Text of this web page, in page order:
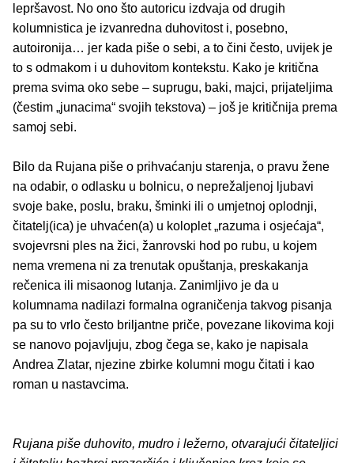
lepršavost. No ono što autoricu izdvaja od drugih
kolumnistica je izvanredna duhovitost i, posebno,
autoironija… jer kada piše o sebi, a to čini često, uvijek je
to s odmakom i u duhovitom kontekstu. Kako je kritična
prema svima oko sebe – suprugu, baki, majci, prijateljima
(čestim „junacima“ svojih tekstova) – još je kritičnija prema
samoj sebi.
Bilo da Rujana piše o prihvaćanju starenja, o pravu žene
na odabir, o odlasku u bolnicu, o neprežaljenoj ljubavi
svoje bake, poslu, braku, šminki ili o umjetnoj oplodnji,
čitatelj(ica) je uhvaćen(a) u koloplet „razuma i osjećaja“,
svojevrsni ples na žici, žanrovski hod po rubu, u kojem
nema vremena ni za trenutak opuštanja, preskakanja
rečenica ili misaonog lutanja. Zanimljivo je da u
kolumnama nadilazi formalna ograničenja takvog pisanja
pa su to vrlo često briljantne priče, povezane likovima koji
se nanovo pojavljuju, zbog čega se, kako je napisala
Andrea Zlatar, njezine zbirke kolumni mogu čitati i kao
roman u nastavcima.
Rujana piše duhovito, mudro i ležerno, otvarajući čitateljici